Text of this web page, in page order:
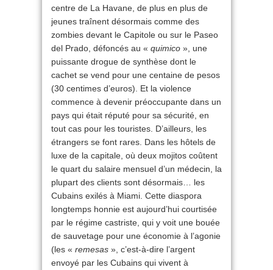
centre de La Havane, de plus en plus de
jeunes traînent désormais comme des
zombies devant le Capitole ou sur le Paseo
del Prado, défoncés au « quimico », une
puissante drogue de synthèse dont le
cachet se vend pour une centaine de pesos
(30 centimes d’euros). Et la violence
commence à devenir préoccupante dans un
pays qui était réputé pour sa sécurité, en
tout cas pour les touristes. D’ailleurs, les
étrangers se font rares. Dans les hôtels de
luxe de la capitale, où deux mojitos coûtent
le quart du salaire mensuel d’un médecin, la
plupart des clients sont désormais… les
Cubains exilés à Miami. Cette diaspora
longtemps honnie est aujourd’hui courtisée
par le régime castriste, qui y voit une bouée
de sauvetage pour une économie à l’agonie
(les « remesas », c’est-à-dire l’argent
envoyé par les Cubains qui vivent à